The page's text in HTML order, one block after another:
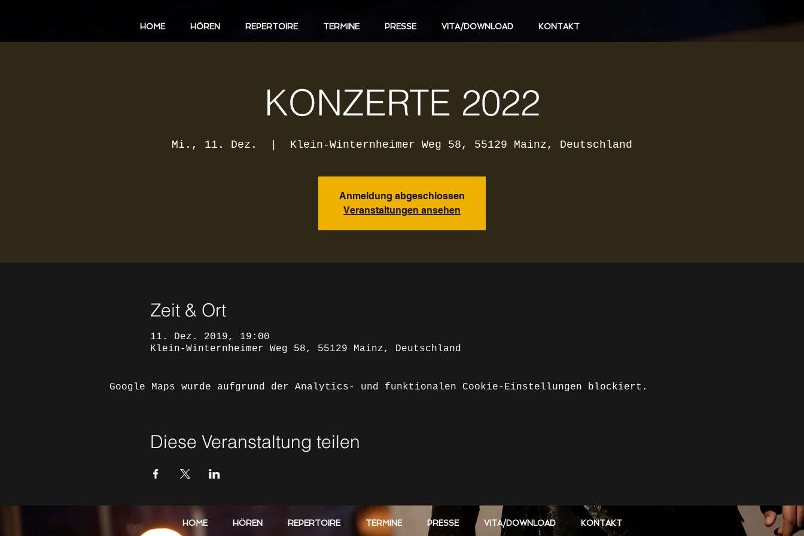
HOME HÖREN REPERTOIRE TERMINE PRESSE VITA/DOWNLOAD KONTAKT
KONZERTE 2022
Mi., 11. Dez. Klein-Winternheimer Weg 58, 55129 Mainz, Deutschland
Anmeldung abgeschlossen
Veranstaltungen ansehen
Zeit & Ort
11. Dez. 2019, 19:00
Klein-Winternheimer Weg 58, 55129 Mainz, Deutschland
Google Maps wurde aufgrund der Analytics- und funktionalen Cookie-Einstellungen blockiert.
Diese Veranstaltung teilen
HOME HÖREN REPERTOIRE TERMINE PRESSE VITA/DOWNLOAD KONTAKT